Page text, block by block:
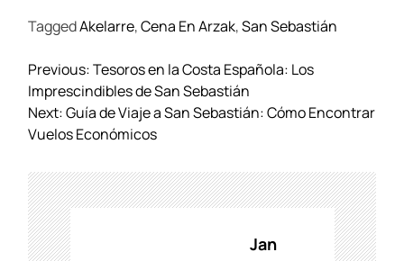
TaggedAkelarre,Cena En Arzak,San Sebastián
N
a
v
e
a
c
i
ó
Previous:Tesoros en la Costa Española: Los
Imprescindibles de San Sebastián
Next:Guía de Viaje a San Sebastián: Cómo Encontrar
Vuelos Económicos
Jan